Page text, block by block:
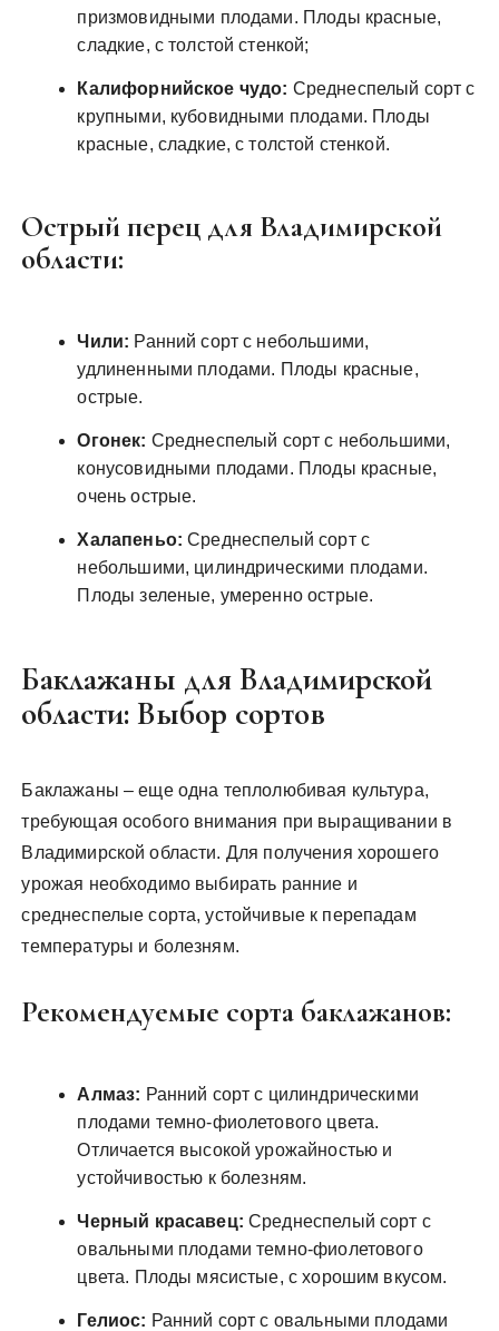
призмовидными плодами. Плоды красные,
сладкие, с толстой стенкой;
Калифорнийское чудо: Среднеспелый сорт с
крупными, кубовидными плодами. Плоды
красные, сладкие, с толстой стенкой.
Острый перец для Владимирской
области:
Чили: Ранний сорт с небольшими,
удлиненными плодами. Плоды красные,
острые.
Огонек: Среднеспелый сорт с небольшими,
конусовидными плодами. Плоды красные,
очень острые.
Халапеньо: Среднеспелый сорт с
небольшими, цилиндрическими плодами.
Плоды зеленые, умеренно острые.
Баклажаны для Владимирской
области: Выбор сортов
Баклажаны – еще одна теплолюбивая культура,
требующая особого внимания при выращивании в
Владимирской области. Для получения хорошего
урожая необходимо выбирать ранние и
среднеспелые сорта, устойчивые к перепадам
температуры и болезням.
Рекомендуемые сорта баклажанов:
Алмаз: Ранний сорт с цилиндрическими
плодами темно-фиолетового цвета.
Отличается высокой урожайностью и
устойчивостью к болезням.
Черный красавец: Среднеспелый сорт с
овальными плодами темно-фиолетового
цвета. Плоды мясистые, с хорошим вкусом.
Гелиос: Ранний сорт с овальными плодами